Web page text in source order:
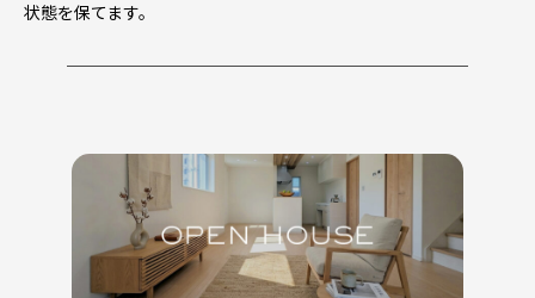
状態を保てます。
────────────────────────